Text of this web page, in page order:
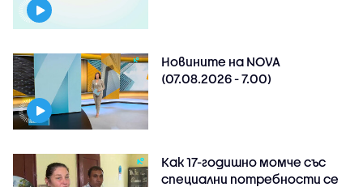
Новините на NOVA
(07.08.2026 - 7.00)
Как 17-годишно момче със
специални потребности се